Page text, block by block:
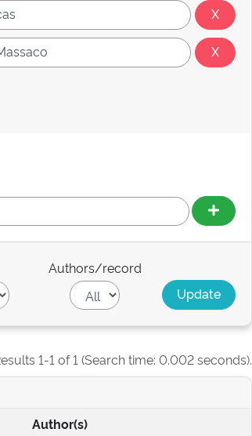
Authors/record
1-1 of 1 (Search time: 0.002 seconds).
Author(s)